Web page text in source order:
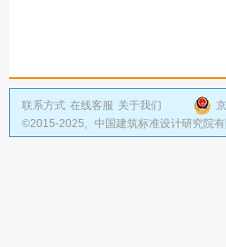
联系方式 在线客服 关于我们
©2015-2025, 中国建筑标准设计研究院有